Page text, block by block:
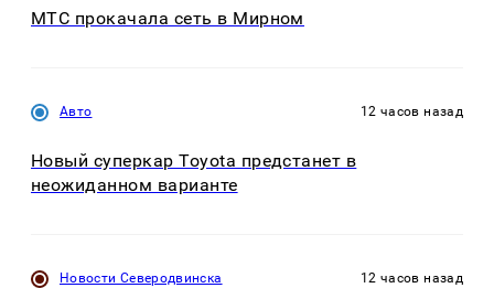
МТС прокачала сеть в Мирном
Авто 12 часов назад
Новый суперкар Toyota предстанет в
неожиданном варианте
Новости Северодвинска 12 часов назад